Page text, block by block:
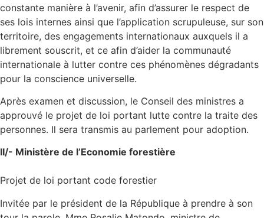
constante manière à l’avenir, afin d’assurer le respect de
ses lois internes ainsi que l’application scrupuleuse, sur son
territoire, des engagements internationaux auxquels il a
librement souscrit, et ce afin d’aider la communauté
internationale à lutter contre ces phénomènes dégradants
pour la conscience universelle.
Après examen et discussion, le Conseil des ministres a
approuvé le projet de loi portant lutte contre la traite des
personnes. Il sera transmis au parlement pour adoption.
II/- Ministère de l’Economie forestière
Projet de loi portant code forestier
Invitée par le président de la République à prendre à son